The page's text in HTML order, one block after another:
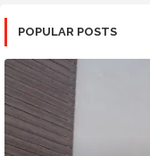
POPULAR POSTS